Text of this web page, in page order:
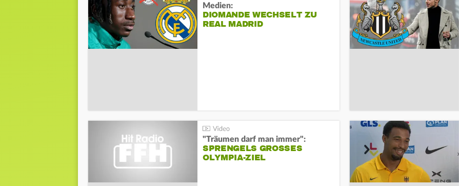
Medien:
DIOMANDE WECHSELT ZU
REAL MADRID
"Träumen darf man immer":
SPRENGELS GROSSES O
LYMPIA-ZIEL